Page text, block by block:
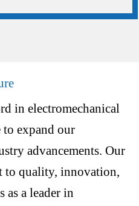
in electromechanical
expand our
advancements. Our
to quality, innovation,
as a leader in